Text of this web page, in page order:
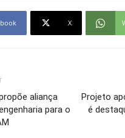
X
aliança
para o
Projeto
é